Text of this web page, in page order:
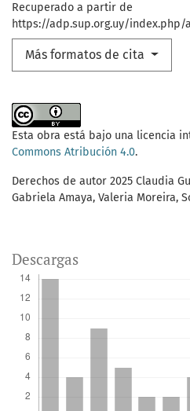
Recuperado a partir de
https://adp.sup.org.uy/
Más formatos de cita
Esta obra está bajo una licencia
Commons Atribución 4.0.
Derechos de autor 2025 Claudia
Gabriela Amaya, Valeria Moreira,
Descargas